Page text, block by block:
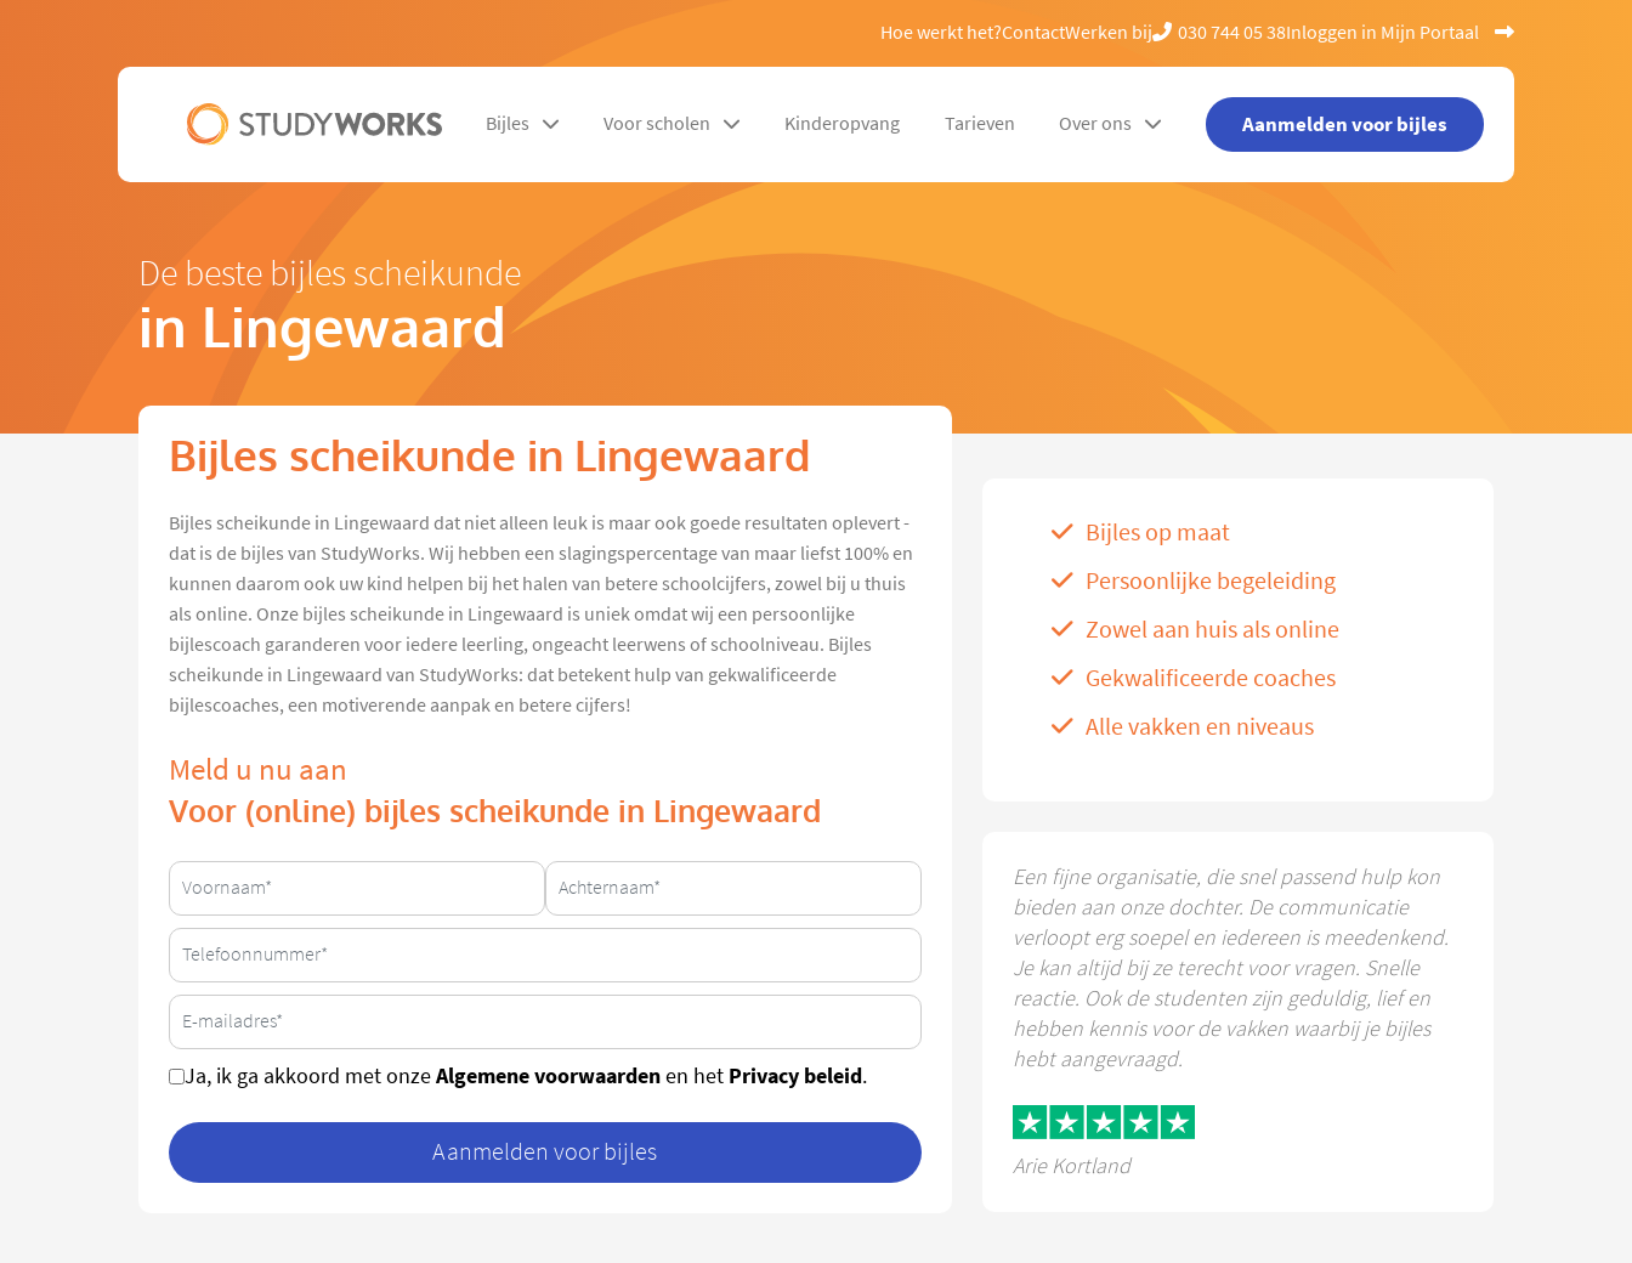
Hoe werkt het?ContactWerken bij 030 744 05 38Inloggen in Mijn Portaal
Bijles Voor scholen Kinderopvang Tarieven Over ons Aanmelden voor bijles
De beste bijles scheikunde
in Lingewaard
Bijles scheikunde in Lingewaard
Bijles scheikunde in Lingewaard dat niet alleen leuk is maar ook goede resultaten oplevert -
dat is de bijles van StudyWorks. Wij hebben een slagingspercentage van maar liefst 100% en
kunnen daarom ook uw kind helpen bij het halen van betere schoolcijfers, zowel bij u thuis
als online. Onze bijles scheikunde in Lingewaard is uniek omdat wij een persoonlijke
bijlescoach garanderen voor iedere leerling, ongeacht leerwens of schoolniveau. Bijles
scheikunde in Lingewaard van StudyWorks: dat betekent hulp van gekwalificeerde
bijlescoaches, een motiverende aanpak en betere cijfers!
Meld u nu aan
Voor (online) bijles scheikunde in Lingewaard
Ja, ik ga akkoord met onzeAlgemene voorwaardenen het Privacy beleid.
Aanmelden voor bijles
Bijles op maat
Persoonlijke begeleiding
Zowel aan huis als online
Gekwalificeerde coaches
Alle vakken en niveaus
Een fijne organisatie, die snel passend hulp kon
bieden aan onze dochter. De communicatie
verloopt erg soepel en iedereen is meedenkend.
Je kan altijd bij ze terecht voor vragen. Snelle
reactie. Ook de studenten zijn geduldig, lief en
hebben kennis voor de vakken waarbij je bijles
hebt aangevraagd.
Arie Kortland